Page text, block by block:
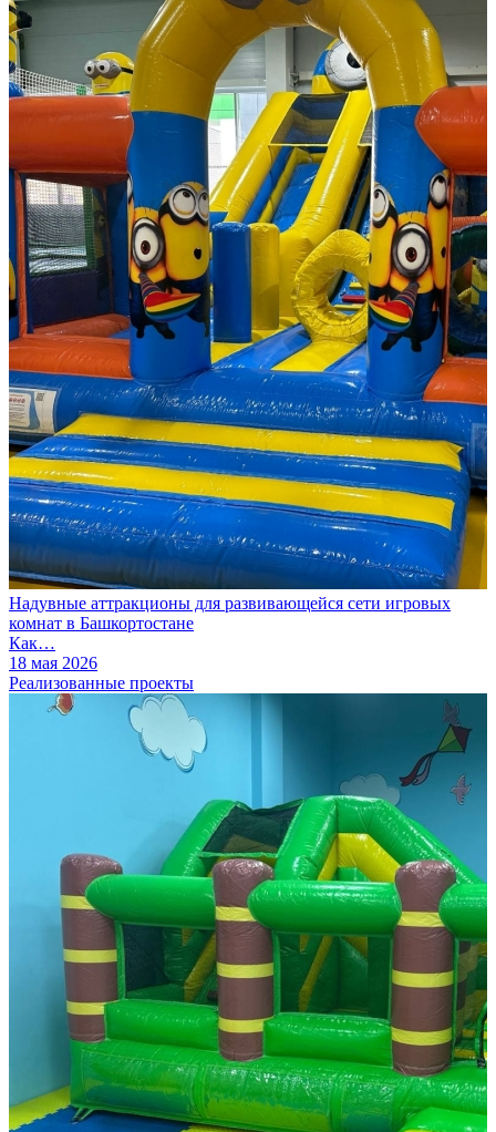
Надувные аттракционы для развивающейся сети игровых
комнат в Башкортостане
Как…
18 мая 2026
Реализованные проекты